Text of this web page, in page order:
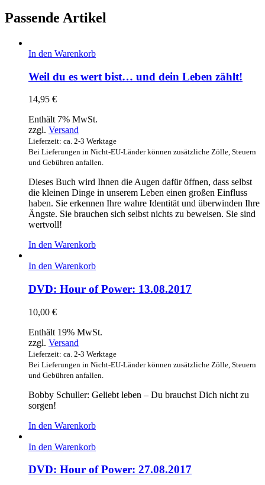
Passende Artikel
In den Warenkorb
Weil du es wert bist… und dein Leben zählt!
14,95 €
Enthält 7% MwSt.
zzgl. Versand
Lieferzeit: ca. 2-3 Werktage
Bei Lieferungen in Nicht-EU-Länder können zusätzliche Zölle, Steuern
und Gebühren anfallen.
Dieses Buch wird Ihnen die Augen dafür öffnen, dass selbst
die kleinen Dinge in unserem Leben einen großen Einfluss
haben. Sie erkennen Ihre wahre Identität und überwinden Ihre
Ängste. Sie brauchen sich selbst nichts zu beweisen. Sie sind
wertvoll!
In den Warenkorb
In den Warenkorb
DVD: Hour of Power: 13.08.2017
10,00 €
Enthält 19% MwSt.
zzgl. Versand
Lieferzeit: ca. 2-3 Werktage
Bei Lieferungen in Nicht-EU-Länder können zusätzliche Zölle, Steuern
und Gebühren anfallen.
Bobby Schuller: Geliebt leben – Du brauchst Dich nicht zu
sorgen!
In den Warenkorb
In den Warenkorb
DVD: Hour of Power: 27.08.2017